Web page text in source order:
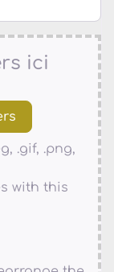
ici
.gif, .png,
with this